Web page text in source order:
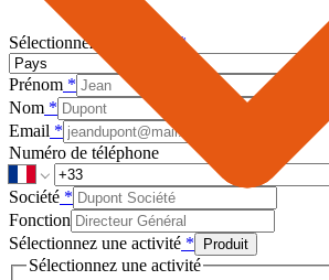
Sélectionnez votre pays *
Prénom *
Nom *
Email *
Numéro de téléphone
Société *
Fonction
Sélectionnez une activité * Produit
Sélectionnez une activité